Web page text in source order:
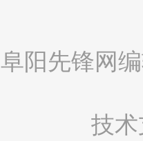
阜阳先锋网
技